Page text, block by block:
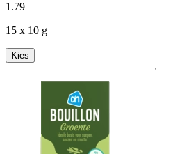
1 .79
15 x 10 g
Kies